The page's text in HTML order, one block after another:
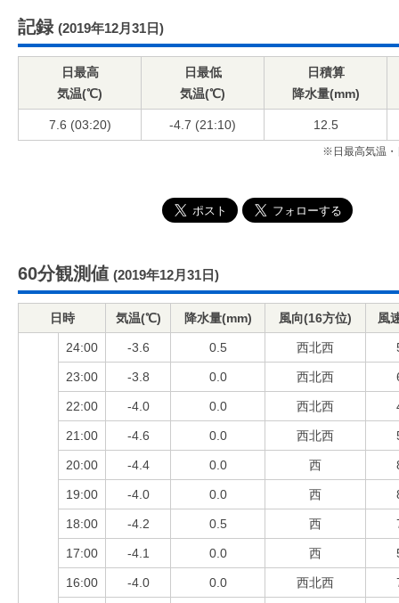
記録 (2019年12月31日)
日最高
気温(℃)
日最低
気温(℃)
日積算
降水量(mm)
7.6 (03:20) -4.7 (21:10) 12.5
※日最高気温・
60分観測値 (2019年12月31日)
日時 気温(℃) 降水量(mm) 風向(16方位) 風
24:00 -3.6 0.5 西北西
23:00 -3.8 0.0 西北西
22:00 -4.0 0.0 西北西
21:00 -4.6 0.0 西北西
20:00 -4.4 0.0 西
19:00 -4.0 0.0 西
18:00 -4.2 0.5 西
17:00 -4.1 0.0 西
16:00 -4.0 0.0 西北西